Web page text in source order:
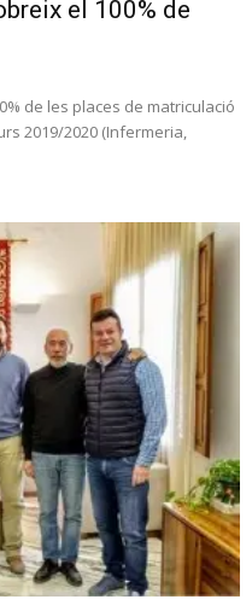
el 100% de
de les places de matriculació
2019/2020 (Infermeria,